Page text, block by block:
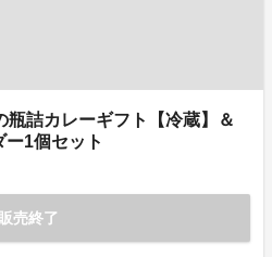
詰カレーギフト【冷蔵】＆
1個セット
販売終了